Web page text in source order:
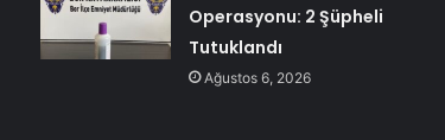
Operasyonu: 2 Şüpheli
Tutuklandı
Ağustos 6, 2026